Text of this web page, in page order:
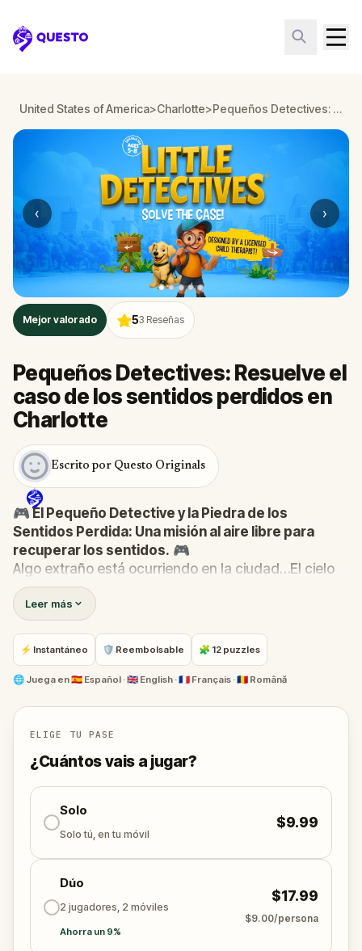
Questo
United States of America>Charlotte> Pequeños Detectives: Resuelve el caso de los sentidos perdidos en Charlotte
‹ ›
Mejor valorado 53 Reseñas
Pequeños Detectives: Resuelve el
caso de los sentidos perdidos en
Charlotte
Escrito por Questo Originals
🎮 El Pequeño Detective y la Piedra de los
Sentidos Perdida: Una misión al aire libre para
recuperar los sentidos. 🎮
Algo extraño está ocurriendo en la ciudad…El cielo
ha perdido su color, los pájaros ya no cantan y ni
siquiera la panadería huele a pasteles recién
hechos. ¡La Piedra de los Sentidos—origen de la
vista, el oído, el olfato, el gusto y el tacto—ha
desaparecido!
Cuando Robert recibe una llamada del Abrazo-Com,
equipo de confianza: Pandi, Rocky, Sandy y Zee.
Juntos, deben encontrar la Piedra perdida y
devolverla a su lugar en la plaza del pueblo.
Quién robó la Piedra de los Sentidos?
equipo resolver los acertijos, seguir las pistas y
devolver los sentidos antes de que sea demasiado
tarde?
🌈 Acompaña al
coloridaaventura
al aire libre para devolver los
sentidos y encontrar laPiedra de los Sentidos!
Leer más
⚡ Instantáneo 🛡 Reembolsable 🧩 12 puzzles
🌐 Juega en🇪🇸 Español · 🇬🇧 English · 🇫🇷 Français · 🇷🇴 Română
ELIGE TU PASE
¿Cuántos vais a jugar?
Solo
Solo tú, en tu móvil
$9.99
Dúo
2 jugadores, 2 móviles
Ahorra un 9%
$17.99
$9.00/persona